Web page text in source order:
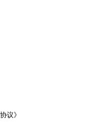
议》